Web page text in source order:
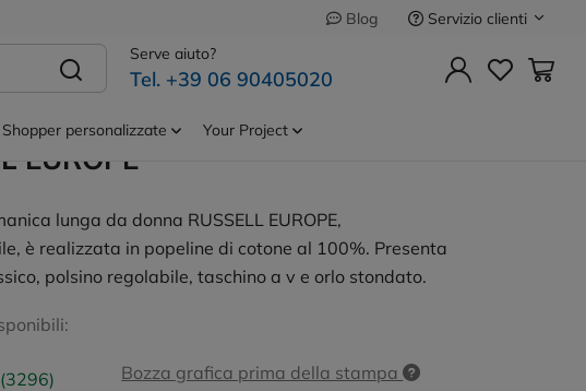
Blog
Servizio clienti
Serve aiuto?
Tel. +39 06 90405020
Shopper personalizzate Your Project
Precedente Successivo
100% Cotone
M/L Donna
EUROPE
JE936F
lunga da donna RUSSELL EUROPE,
è realizzata in popeline di cotone al 100%. Presenta
polsino regolabile, taschino a v e orlo stondato.
Bozza grafica prima della stampa